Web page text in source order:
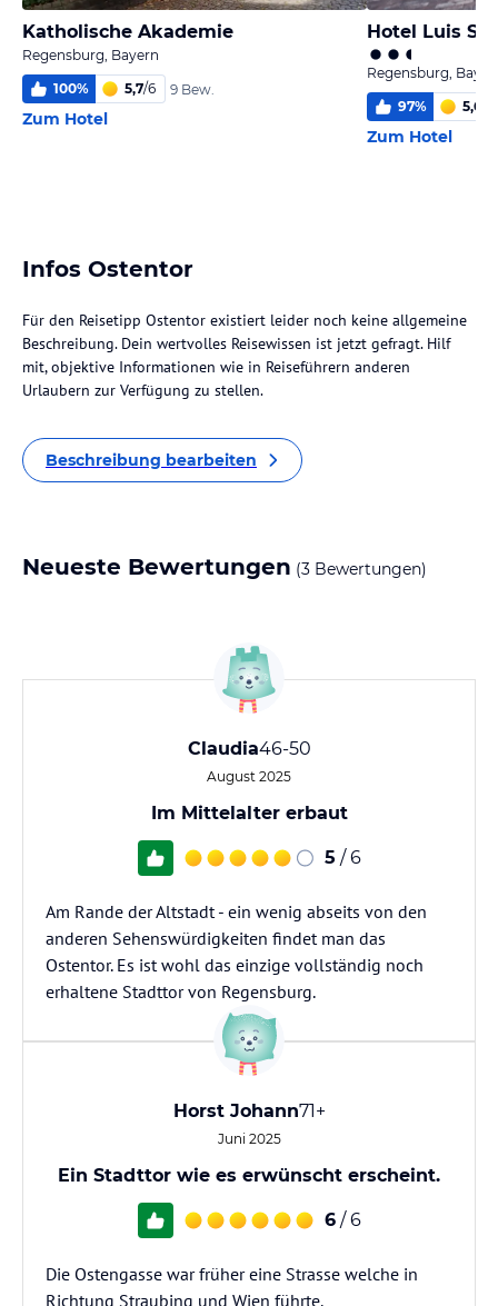
Katholische Akademie
Regensburg, Bayern
100% 5,7/6 9 Bew.
Zum Hotel
Hotel Luis
Regensburg,
97% 5,6
Zum Hotel
Infos Ostentor
Für den Reisetipp Ostentor existiert leider noch keine allgemeine
Beschreibung. Dein wertvolles Reisewissen ist jetzt gefragt. Hilf
mit, objektive Informationen wie in Reiseführern anderen
Urlaubern zur Verfügung zu stellen.
Beschreibung bearbeiten
Neueste Bewertungen (3 Bewertungen)
Claudia46-50
August 2025
Im Mittelalter erbaut
5 / 6
Am Rande der Altstadt - ein wenig abseits von den
anderen Sehenswürdigkeiten findet man das
Ostentor. Es ist wohl das einzige vollständig noch
erhaltene Stadttor von Regensburg.
Horst Johann71+
Juni 2025
Ein Stadttor wie es erwünscht erscheint.
6 / 6
Die Ostengasse war früher eine Strasse welche in
Richtung Straubing und Wien führte.